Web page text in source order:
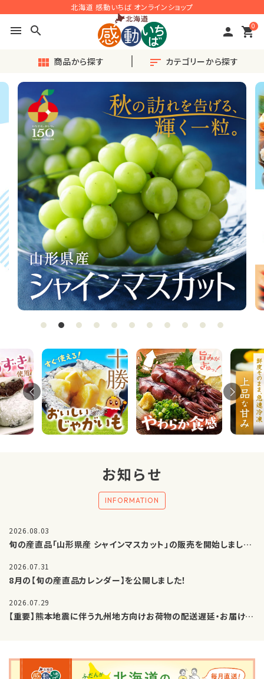
北海道 感動いちば オンラインショップ
menu search person 0
shopping_cart
view_module 商品から探す sort カテゴリーから探す
search
ACCOUNT MENU
ようこそ ゲスト 様
meeting_room ログイン person 会員登録
◎おすすめ◎旬の産直品
♪毎月楽しい〈定期便〉
感動ギフト
単品商品
感動いちばのこだわり
カンドーマガジン
簡単！おいしい♪楽うまレシピ
とついようこの「浜ばか♡の部屋」
お客様の声〈レビュー紹介〉
ご利用ガイド
ポイントについて
よくあるご質問
お知らせ
INFORMATION
2026.08.03
旬の産直品「山形県産 シャインマスカット」の販売を開始しました。
2026.07.31
8月の【旬の産直品カレンダー】を公開しました！
2026.07.29
【重要】熊本地震に伴う九州地方向けお荷物の配送遅延・お届け制限について